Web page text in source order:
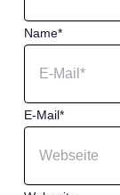
Name*
E-Mail*